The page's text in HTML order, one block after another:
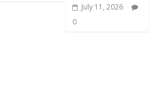
July 11, 2026
0